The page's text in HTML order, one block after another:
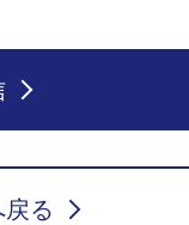
戻る